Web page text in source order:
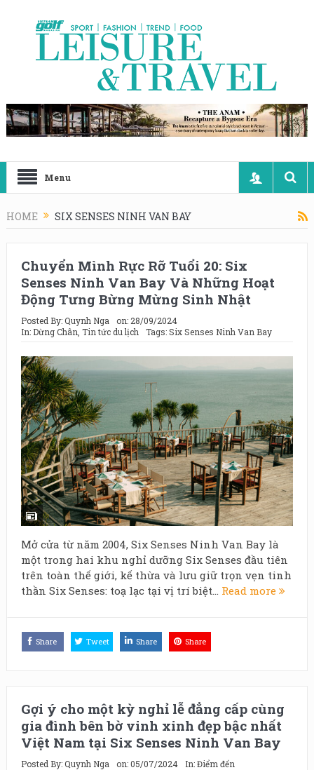
Menu
HOME SIX SENSES NINH VAN BAY
Chuyển Mình Rực Rỡ Tuổi 20: Six
Senses Ninh Van Bay Và Những Hoạt
Động Tưng Bừng Mừng Sinh Nhật
Posted By:Quynh Nga on: 28/09/2024
In: Dừng Chân Tin tức du lịch Tags:Six Senses Ninh Van Bay
Mở cửa từ năm 2004, Six Senses Ninh Van Bay là
một trong hai khu nghỉ dưỡng Six Senses đầu tiên
trên toàn thế giới, kế thừa và lưu giữ trọn vẹn tinh
thần Six Senses: toạ lạc tại vị trí biệt... Read more
Share Tweet Share Share
Gợi ý cho một kỳ nghỉ lễ đẳng cấp cùng
gia đình bên bờ vinh xinh đẹp bậc nhất
Việt Nam tại Six Senses Ninh Van Bay
Posted By:Quynh Nga on:05/07/2024 In:Điểm đến